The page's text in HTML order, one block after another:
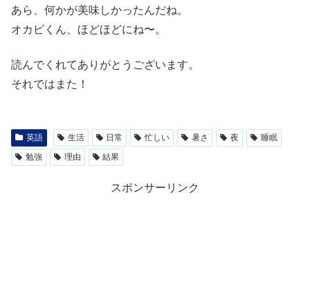
あら、何かが美味しかったんだね。
オカピくん、ほどほどにね〜。
読んでくれてありがとうございます。
それではまた！
英語 生活 日常 忙しい 暑さ 夜
睡眠
勉強
理由 結果
スポンサーリンク